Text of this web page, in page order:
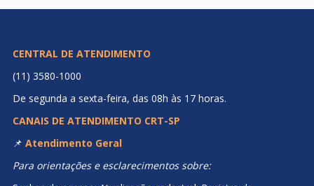
CENTRAL DE ATENDIMENTO
(11) 3580-1000
De segunda a sexta-feira, das 08h às 17 horas.
CANAIS DE ATENDIMENTO CRT-SP
📌 Atendimento Geral
Para orientações e esclarecimentos sobre: